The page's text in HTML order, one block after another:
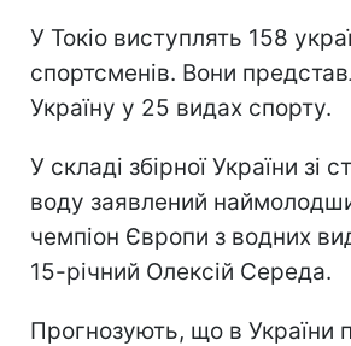
У Токіо виступлять 158
спортсменів. Вони
Україну у 25 видах спорту.
У складі збірної України зі
воду заявлений
чемпіон Європи з водних
15-річний Олексій Середа.
Прогнозують, що в України